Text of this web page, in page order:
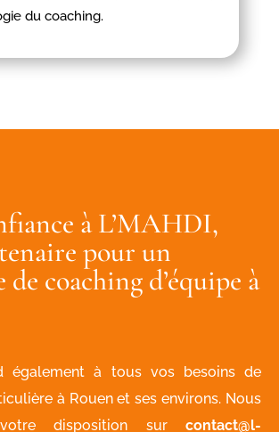
du coaching.
à L’MAHDI,
pour un
coaching d’équipe à
également à tous vos besoins de
à Rouen et ses environs. Nous
disposition sur contact@l-